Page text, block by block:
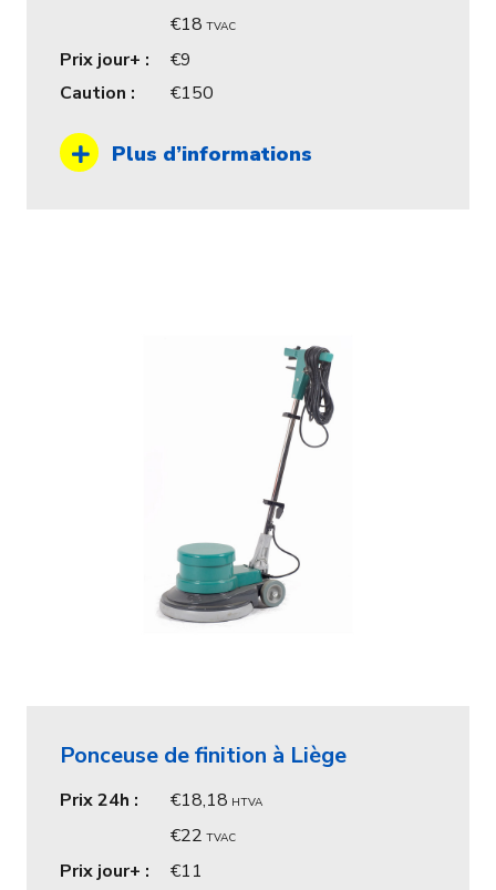
18 TVAC
Prix jour+ :
9
Caution :
150
Plus d’informations
Ponceuse de finition à Liège
Prix 24h : 18,18 HTVA
22 TVAC
Prix jour+ :
11